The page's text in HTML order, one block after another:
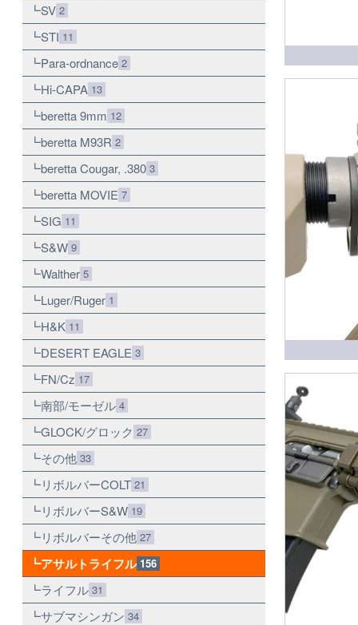
SV 2
STI 11
Para-ordnance 2
Hi-CAPA 13
beretta 9mm 12
beretta M93R 2
beretta Cougar, .380 3
beretta MOVIE 7
SIG 11
S&W 9
Walther 5
Luger/Ruger 1
H&K 11
DESERT EAGLE 3
FN/Cz 17
南部/モーゼル 4
GLOCK/グロック 27
その他 33
リボルバーCOLT 21
リボルバーS&W 19
リボルバーその他 27
アサルトライフル 156
ライフル 31
サブマシンガン 34